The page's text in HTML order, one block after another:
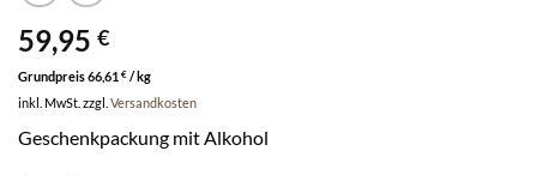
59,95 €
Grundpreis66,61 € / kg
inkl. MwSt. zzgl. Versandkosten
Geschenkpackung mit Alkohol